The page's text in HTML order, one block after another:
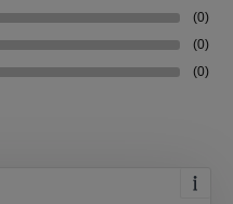
(0)
(0)
(0)